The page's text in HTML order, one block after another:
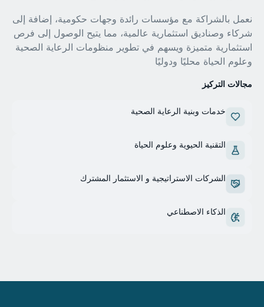
نعمل بالشراكة مع مؤسسات رائدة وجهات حكومية، إضافة إلى
شركاء وصناديق استثمارية عالمية، مما يتيح الوصول إلى فرص
استثمارية متميزة ويسهم في تطوير منظومات الرعاية الصحية
وعلوم الحياة محليًا ودوليًا
مجالات التركيز
خدمات وبنية الرعاية الصحية
التقنية الحيوية وعلوم الحياة
الشركات الاستراتيجية و الاستثمار المشترك
الذكاء الاصطناعي